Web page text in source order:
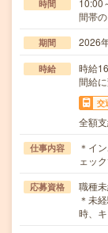
時間
10:00
間帯
期間 2026
時給
時給
間給
交
全額
仕事内容
＊イ
ェッ
応募資格
職種
＊未
時、